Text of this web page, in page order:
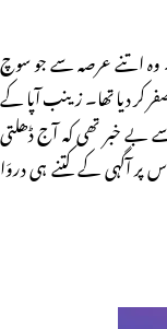
وہ اتنے عرصہ سے جو سوچ
کر دیا تھا۔ زینب آپا کے
بے خبر تھی کہ آج ڈھلتی
پر آگہی کے کتنے ہی دروَا